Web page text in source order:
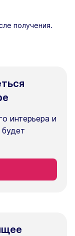
получения.
интерьера и